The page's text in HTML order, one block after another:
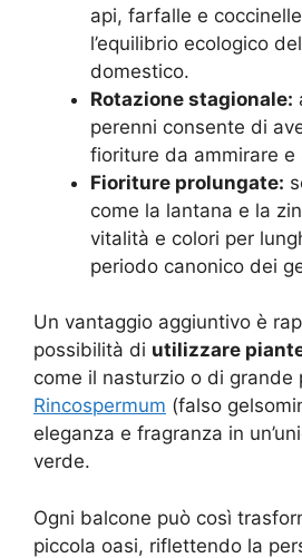
api, farfalle e
l’equilibrio ecologico
domestico.
Rotazione stagionale:
perenni consente di
fioriture da ammirare e
Fioriture prolungate:
come la lantana e la
vitalità e colori per
periodo canonico dei
Un vantaggio aggiuntivo è
possibilità di utilizzare
come il nasturzio o di grande
Rincospermum (falso
eleganza e fragranza in
verde.
Ogni balcone può così
piccola oasi, riflettendo la